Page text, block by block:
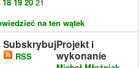
na ten wątek
Subskrybuj
RSS
Projekt i
wykonanie